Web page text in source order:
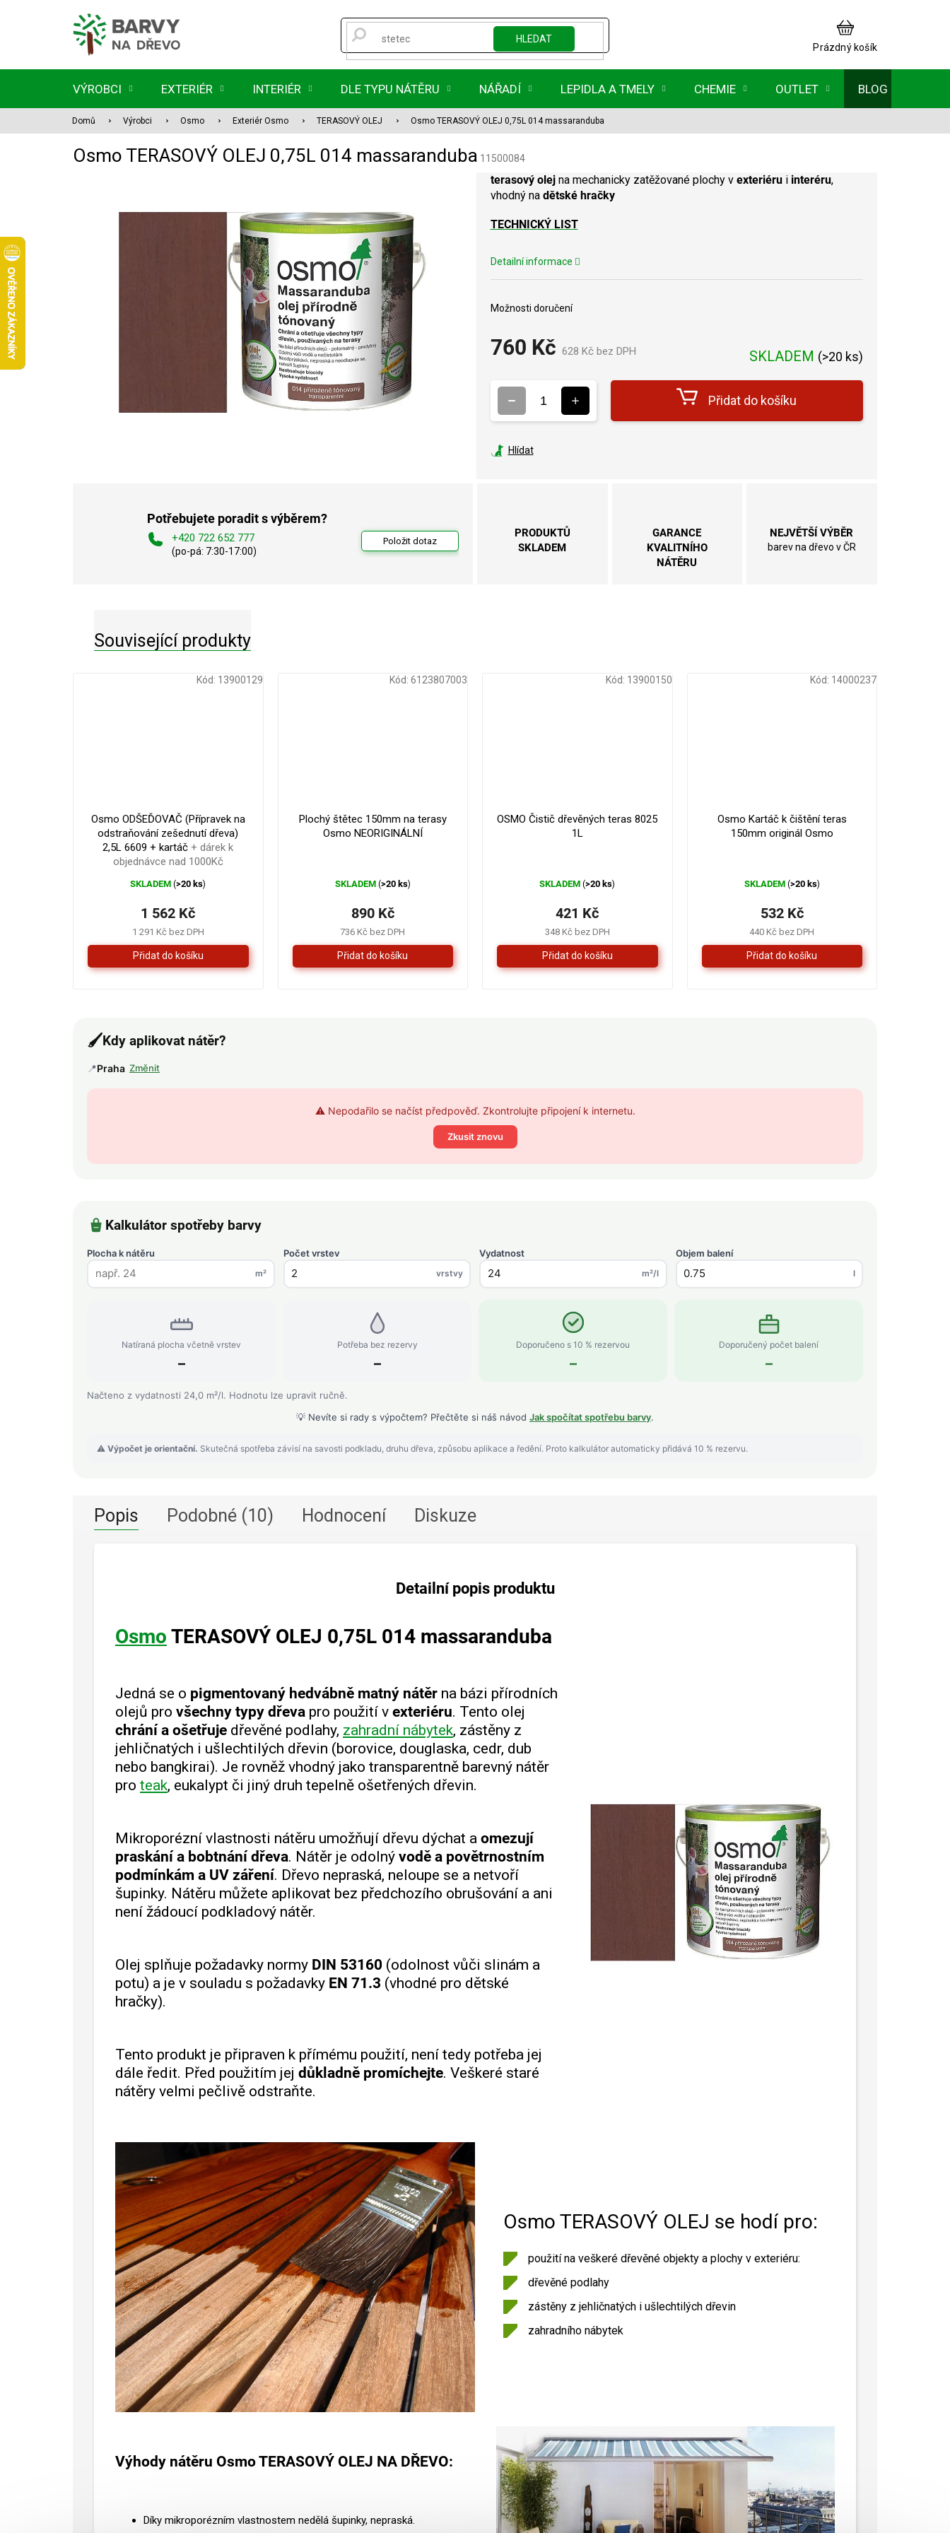
HLEDAT
NÁKUPNÍ
KOŠÍK
Prázdný košík
VÝROBCI EXTERIÉR INTERIÉR DLE TYPU NÁTĚRU NÁŘADÍ LEPIDLA A TMELY CHEMIE OUTLET BLOG
Domů Výrobci Osmo Exteriér Osmo TERASOVÝ OLEJ Osmo TERASOVÝ OLEJ 0,75L 014 massaranduba
Osmo TERASOVÝ OLEJ 0,75L 014 massaranduba 11500084
760 Kč 628 Kč bez DPH
cena:
SKLADEM (>20 ks)
Možnosti doručení
Přidat do košíku
terasový olejna mechanicky zatěžované plochy v exteriéruiinteréru,
vhodný na dětské hračky
TECHNICKÝ LIST
Detailní informace
Hlídat
Potřebujete poradit s výběrem?
+420 722 652 777
(po-pá: 7:30-17:00)
Položit dotaz
PRODUKTŮ
SKLADEM
GARANCE
KVALITNÍHO
NÁTĚRU
NEJVĚTŠÍ VÝBĚR
barev na dřevo v ČR
Související produkty
Osmo ODŠEĎOVAČ (Přípravek na
odstraňování zešednutí dřeva)
2,5L 6609 + kartáč+ dárek k
objednávce nad 1000Kč
SKLADEM(>20 ks)
1 291 Kč bez DPH
1 562 Kč
Kód: 13900129
Plochý štětec 150mm na terasy
Osmo NEORIGINÁLNÍ
SKLADEM (>20 ks)
736 Kč bez DPH
890 Kč
Kód: 6123807003
OSMO Čistič dřevěných teras 8025
1L
SKLADEM(>20 ks)
348 Kč bez DPH
421 Kč
Kód: 13900150
Osmo Kartáč k čištění teras
150mm originál Osmo
SKLADEM (>20 ks)
440 Kč bez DPH
532 Kč
Kód: 14000237
🖌️Kdy aplikovat nátěr?
📍Praha Změnit
⚠️ Nepodařilo se načíst předpověď. Zkontrolujte připojení k internetu.
Zkusit znovu
Kalkulátor spotřeby barvy
Plocha k nátěru
m²
Počet vrstev
vrstvy
Vydatnost
m²/l
Objem balení
l
Natíraná plocha včetně vrstev
–
Potřeba bez rezervy
–
Doporučeno s 10 % rezervou
–
Doporučený počet balení
–
Načteno z vydatnosti 24,0 m²/l. Hodnotu lze upravit ručně.
💡 Nevíte si rady s výpočtem? Přečtěte si náš návod Jak spočítat spotřebu barvy.
⚠️ Výpočet je orientační. Skutečná spotřeba závisí na savosti podkladu, druhu dřeva, způsobu aplikace a ředění. Proto kalkulátor automaticky přidává 10 % rezervu.
Popis Podobné (10) Hodnocení Diskuze
Detailní popis produktu
Osmo TERASOVÝ OLEJ 0,75L 014 massaranduba
Jedná se o pigmentovaný hedvábně matný nátěr na bázi přírodních
olejů pro všechny typy dřeva pro použití v exteriéru. Tento olej
chrání a ošetřuje dřevěné podlahy, zahradní nábytek, zástěny z
jehličnatých i ušlechtilých dřevin (borovice, douglaska, cedr, dub
nebo bangkirai). Je rovněž vhodný jako transparentně barevný nátěr
pro teak, eukalypt či jiný druh tepelně ošetřených dřevin.
Mikroporézní vlastnosti nátěru umožňují dřevu dýchat a omezují
praskání a bobtnání dřeva. Nátěr je odolný vodě a povětrnostním
podmínkám a UV záření. Dřevo nepraská, neloupe se a netvoří
šupinky. Nátěru můžete aplikovat bez předchozího obrušování a ani
není žádoucí podkladový nátěr.
Olej splňuje požadavky normy DIN 53160 (odolnost vůči slinám a
potu) a je v souladu s požadavky EN 71.3 (vhodné pro dětské
hračky).
Tento produkt je připraven k přímému použití, není tedy potřeba jej
dále ředit. Před použitím jej důkladně promíchejte. Veškeré staré
nátěry velmi pečlivě odstraňte.
Osmo TERASOVÝ OLEJ se hodí pro:
použití na veškeré dřevěné objekty a plochy v exteriéru:
dřevěné podlahy
zástěny z jehličnatých i ušlechtilých dřevin
zahradního nábytek
Výhody nátěru Osmo TERASOVÝ OLEJ NA DŘEVO:
Díky mikroporézním vlastnostem nedělá šupinky, nepraská.